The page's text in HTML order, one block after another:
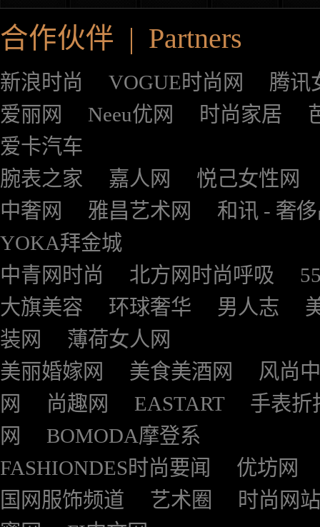
合作伙伴 | Partners
新浪时尚 VOGUE时尚网
腾讯
爱丽网
Neeu优网 时尚家居
爱卡汽车
腕表之家
嘉人网
悦己女性网
中奢网
雅昌艺术网
和讯 - 奢
YOKA拜金城
中青网时尚
北方网时尚呼吸
大旗美容
环球奢华 男人志
装网
薄荷女人网
美丽婚嫁网
美食美酒网
风尚
网
尚趣网 EASTART
手表折
网
BOMODA摩登系
FASHIONDES时尚要闻
优坊网
国网服饰频道
艺术圈
时尚网站